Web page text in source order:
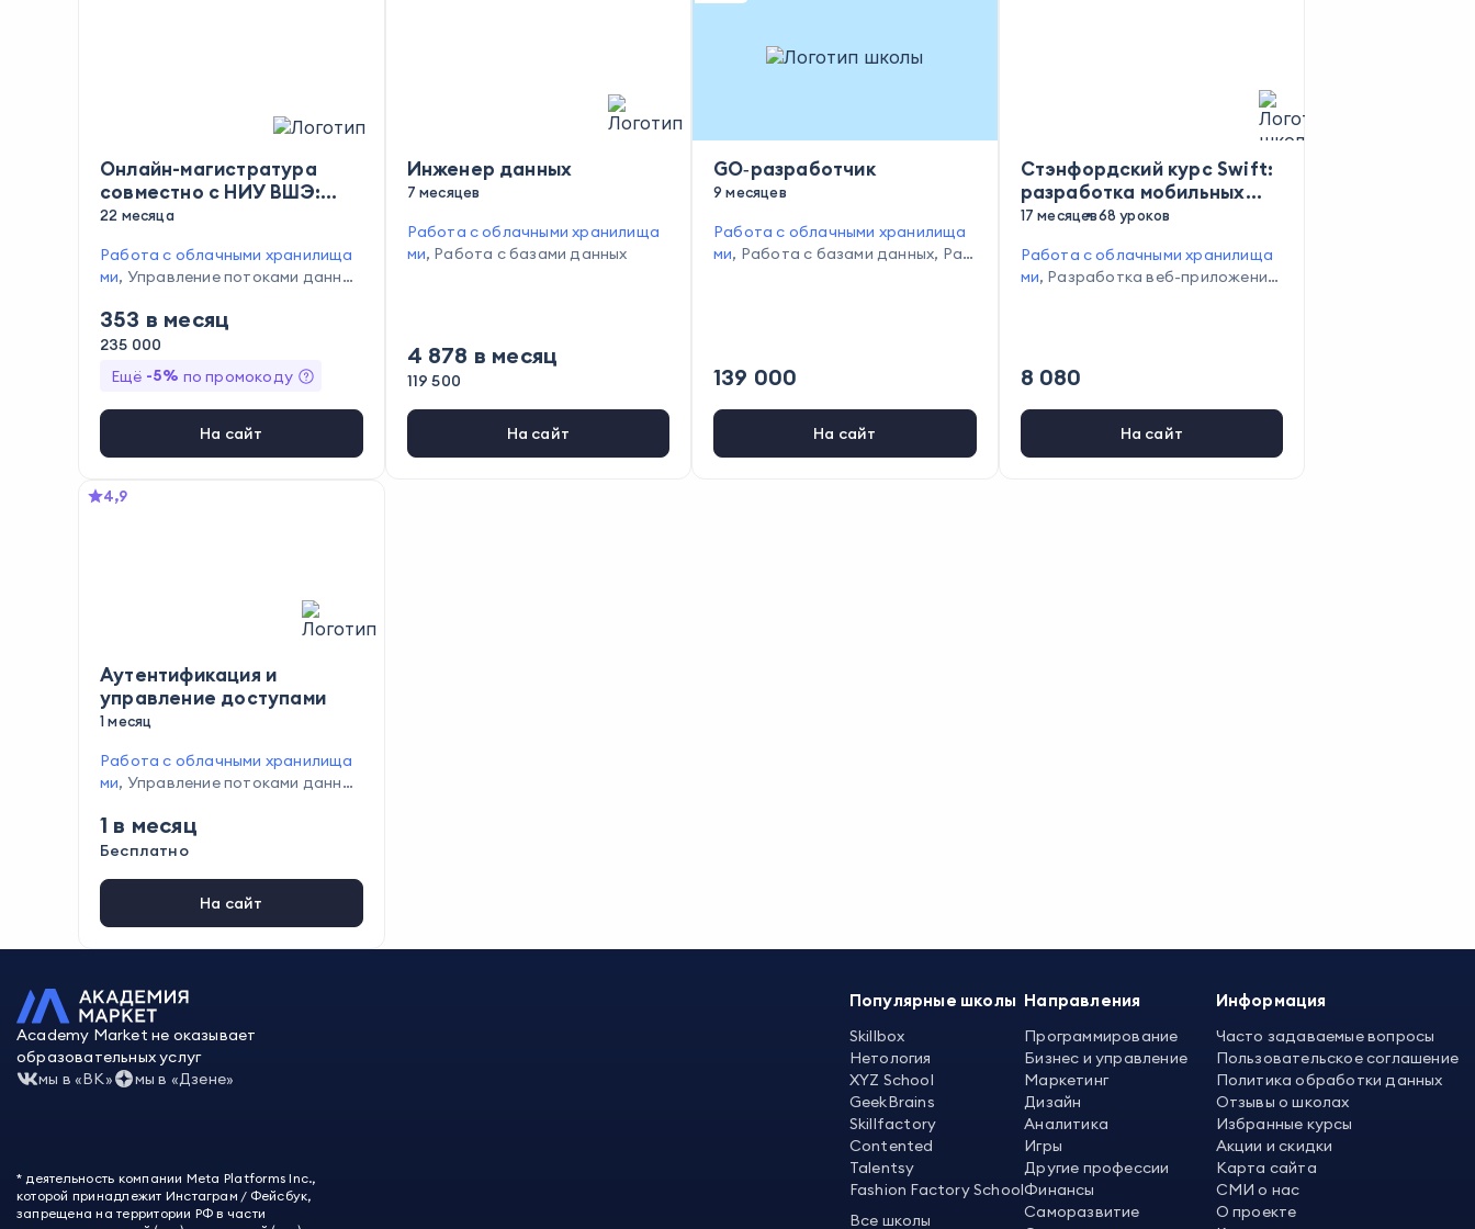
Онлайн-магистратура
совместно с НИУ ВШЭ:
Data Engineering
22 месяца
Работа с облачными хранилища
ми, Управление потоками данных
иторинг и логирование
базами данных
Создание и оптимизаци
я CI/CD,Написание кода ,Автом
атизация тестирования,Тестиро
Программирование
на Python
Программирование на
граммирование на SQL
353 в месяц
235 000
Ещё -5% по промокоду
На сайт
Инженер данных
7 месяцев
Работа с облачными хранилища
ми, Работа с базами данных
4 878 в месяц
119 500
На сайт
GО‑разработчик
9 месяцев
Работа с облачными хранилища
ми, Работа с базами данных, Раб
139 000
На сайт
Стэнфордский курс Swift:
разработка мобильных
приложений для iOS для
17 месяцев68 уроков
Работа с облачными хранилища
ми, Разработка веб-приложений,
ие на Swift
тирование кода
8 080
На сайт
4,9
Аутентификация и
управление доступами
1 месяц
Работа с облачными хранилища
ми, Управление потоками данных
1 в месяц
Бесплатно
На сайт
Academy Market не оказывает
образовательных услуг
мы в «ВК»
мы в «Дзене»
* деятельность компании Meta Platforms Inc.,
которой принадлежит Инстаграм / Фейсбук,
запрещена на территории РФ в части
Популярные школы
Все школы
Skillbox
Нетология
XYZ School
GeekBrains
Skillfactory
Contented
Talentsy
Fashion Factory School
Направления
Программирование
Бизнес и управление
Маркетинг
Дизайн
Аналитика
Игры
Другие профессии
Финансы
Саморазвитие
Информация
Часто задаваемые вопросы
Пользовательское соглашение
Политика обработки данных
Отзывы о школах
Избранные курсы
Акции и скидки
Карта сайта
СМИ о нас
О проекте